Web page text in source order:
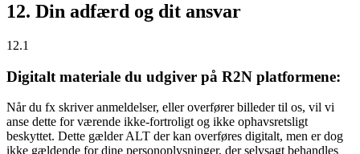
12. Din adfærd og dit ansvar
12.1
Digitalt materiale du udgiver på R2N platformene:
Når du fx skriver anmeldelser, eller overfører billeder til os, vil vi
anse dette for værende ikke-fortroligt og ikke ophavsretsligt
beskyttet. Dette gælder ALT der kan overføres digitalt, men er dog
ikke gældende for dine personoplysninger, der selvsagt behandles